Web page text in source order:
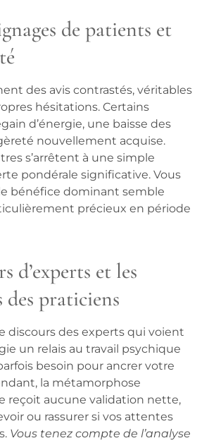
de patients et
des avis contrastés, véritables
hésitations. Certains
d’énergie, une baisse des
nouvellement acquise.
s’arrêtent à une simple
pondérale significative. Vous
bénéfice dominant semble
précieux en période
d’experts et les
des praticiens
discours des experts qui voient
un relais au travail psychique
besoin pour ancrer votre
la métamorphose
reçoit aucune validation nette,
ou rassurer si vos attentes
Vous tenez compte de l’analyse